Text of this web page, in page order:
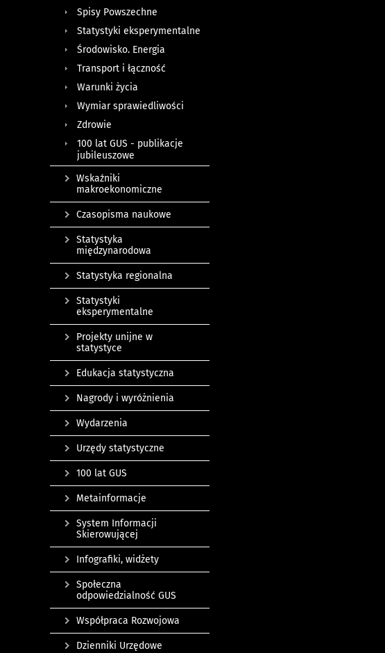
Spisy Powszechne
Statystyki eksperymentalne
Środowisko. Energia
Transport i łączność
Warunki życia
Wymiar sprawiedliwości
Zdrowie
100 lat GUS - publikacje
jubileuszowe
Wskaźniki
makroekonomiczne
Czasopisma naukowe
Statystyka
międzynarodowa
Statystyka regionalna
Statystyki
eksperymentalne
Projekty unijne w
statystyce
Edukacja statystyczna
Nagrody i wyróżnienia
Wydarzenia
Urzędy statystyczne
100 lat GUS
Metainformacje
System Informacji
Skierowującej
Infografiki, widżety
Społeczna
odpowiedzialność GUS
Współpraca Rozwojowa
Dzienniki Urzędowe